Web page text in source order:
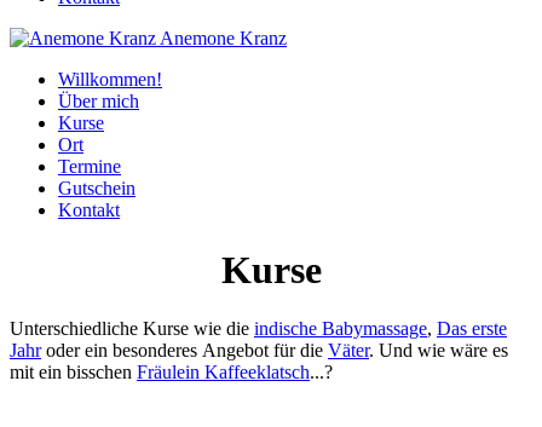
Anemone Kranz
Willkommen!
Über mich
Kurse
Ort
Termine
Gutschein
Kontakt
Kurse
Unterschiedliche Kurse wie die indische Babymassage, Das erste
Jahroder ein besonderes Angebot für die Väter. Und wie wäre es
mit ein bisschen Fräulein Kaffeeklatsch...?